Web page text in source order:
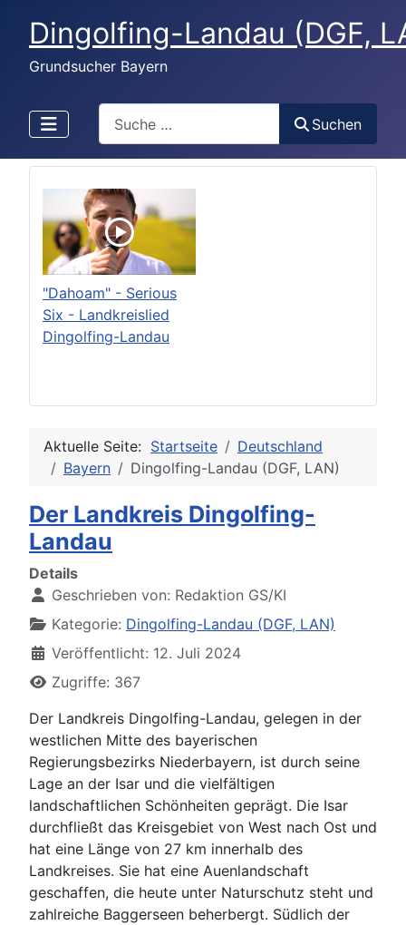
Dingolfing-Landau (DGF,
Grundsucher Bayern
Suchen
"Dahoam" - Serious
Six - Landkreislied
Dingolfing-Landau
Aktuelle Seite: Startseite
Deutschland
Bayern
Dingolfing-Landau (DGF, LAN)
Der Landkreis Dingolfing-
Landau
Details
Geschrieben von: Redaktion GS/KI
Kategorie: Dingolfing-Landau (DGF, LAN)
Veröffentlicht: 12. Juli 2024
Zugriffe: 367
Der Landkreis Dingolfing-Landau, gelegen in der
westlichen Mitte des bayerischen
Regierungsbezirks Niederbayern, ist durch seine
Lage an der Isar und die vielfältigen
landschaftlichen Schönheiten geprägt. Die Isar
durchfließt das Kreisgebiet von West nach Ost und
hat eine Länge von 27 km innerhalb des
Landkreises. Sie hat eine Auenlandschaft
geschaffen, die heute unter Naturschutz steht und
zahlreiche Baggerseen beherbergt. Südlich der